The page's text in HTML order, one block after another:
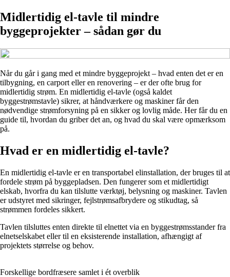
Midlertidig el-tavle til mindre
byggeprojekter – sådan gør du
Når du går i gang med et mindre byggeprojekt – hvad enten det er en
tilbygning, en carport eller en renovering – er der ofte brug for
midlertidig strøm. En midlertidig el-tavle (også kaldet
byggestrømstavle) sikrer, at håndværkere og maskiner får den
nødvendige strømforsyning på en sikker og lovlig måde. Her får du en
guide til, hvordan du griber det an, og hvad du skal være opmærksom
på.
Hvad er en midlertidig el-tavle?
En midlertidig el-tavle er en transportabel elinstallation, der bruges til at
fordele strøm på byggepladsen. Den fungerer som et midlertidigt
elskab, hvorfra du kan tilslutte værktøj, belysning og maskiner. Tavlen
er udstyret med sikringer, fejlstrømsafbrydere og stikudtag, så
strømmen fordeles sikkert.
Tavlen tilsluttes enten direkte til elnettet via en byggestrømsstander fra
elnetselskabet eller til en eksisterende installation, afhængigt af
projektets størrelse og behov.
Forskellige bordfræsere samlet i ét overblik